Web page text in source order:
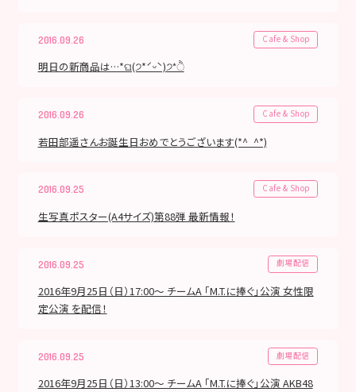
2016.09.26 Cafe & Shop
明日の新商品は…*ଘ(੭*ˊᵕˋ)੭*ੈ
2016.09.26 Cafe & Shop
若田部遥さんお誕生日おめでとうございます(*^_^*)
2016.09.25 Cafe & Shop
生写真ポスター(A4サイズ)第88弾 最新情報！
2016.09.25 劇場配信
2016年9月25日（日）17:00～ チームA 「M.T.に捧ぐ」公演 女性限
定公演 を配信！
2016.09.25 劇場配信
2016年9月25日（日）13:00～ チームA 「M.T.に捧ぐ」公演 AKB48